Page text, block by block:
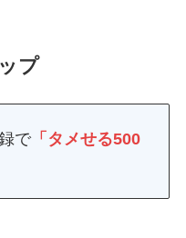
プ
で「タメせる500